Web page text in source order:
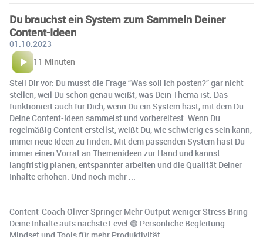
Du brauchst ein System zum Sammeln Deiner
Content-Ideen
01.10.2023
11 Minuten
Stell Dir vor: Du musst die Frage “Was soll ich posten?” gar nicht
stellen, weil Du schon genau weißt, was Dein Thema ist. Das
funktioniert auch für Dich, wenn Du ein System hast, mit dem Du
Deine Content-Ideen sammelst und vorbereitest. Wenn Du
regelmäßig Content erstellst, weißt Du, wie schwierig es sein kann,
immer neue Ideen zu finden. Mit dem passenden System hast Du
immer einen Vorrat an Themenideen zur Hand und kannst
langfristig planen, entspannter arbeiten und die Qualität Deiner
Inhalte erhöhen. Und noch mehr ...
Content-Coach Oliver Springer Mehr Output weniger Stress Bring
Deine Inhalte aufs nächste Level 🟢 Persönliche Begleitung